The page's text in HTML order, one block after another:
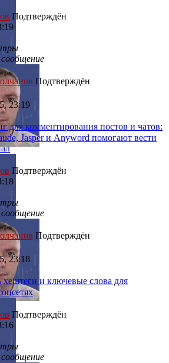
Подтверждён
Подтверждён
23:19
для комментирования постов и чатов:
Jasper и Anyword помогают вести
Подтверждён
Подтверждён
23:18
хештеги и ключевые слова для
Подтверждён